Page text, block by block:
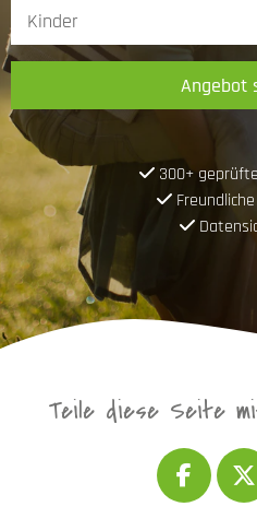
Angebot
300+
Teile diese Seite